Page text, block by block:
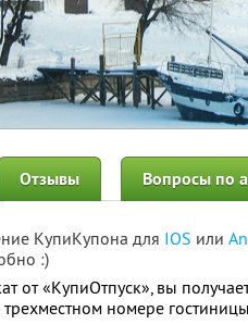
Отзывы Вопросы по
КупиКупона для IOS или
:)
от «КупиОтпуск», вы
номере